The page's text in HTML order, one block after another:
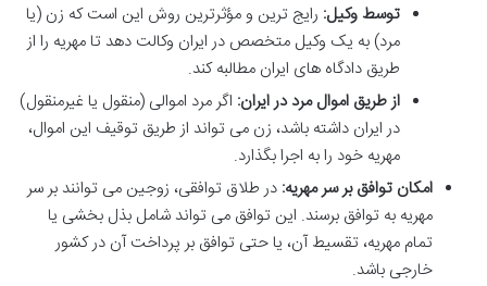
توسط وکیل: رایج ترین و مؤثرترین روش این است که زن (یا
مرد) به یک وکیل متخصص در ایران وکالت دهد تا مهریه را از
طریق دادگاه های ایران مطالبه کند.
از طریق اموال مرد در ایران: اگر مرد اموالی (منقول یا غیرمنقول)
در ایران داشته باشد، زن می تواند از طریق توقیف این اموال،
مهریه خود را به اجرا بگذارد.
امکان توافق بر سر مهریه: در طلاق توافقی، زوجین می توانند بر سر
مهریه به توافق برسند. این توافق می تواند شامل بذل بخشی یا
تمام مهریه، تقسیط آن، یا حتی توافق بر پرداخت آن در کشور
خارجی باشد.